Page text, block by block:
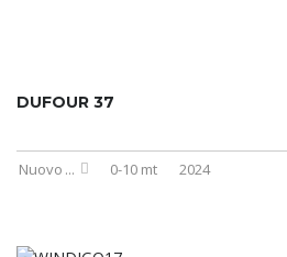
DUFOUR 37
Nuovo ... 0-10 mt 2024